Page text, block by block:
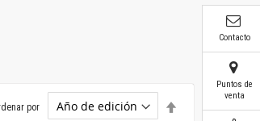
por
Contacto
Puntos de
venta